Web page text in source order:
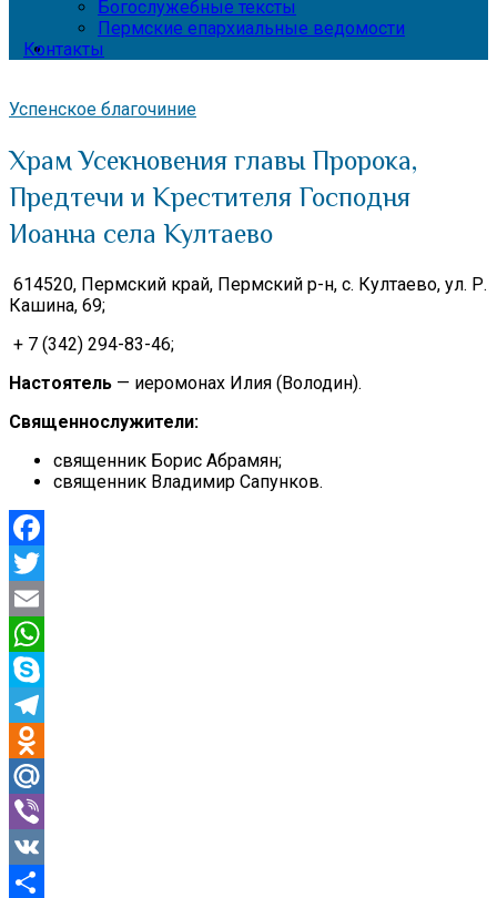
Богослужебные тексты
Пермские епархиальные ведомости
Контакты
Успенское благочиние
Храм Усекновения главы Пророка,
Предтечи и Крестителя Господня
Иоанна села Култаево
614520, Пермский край, Пермский р-н, с. Култаево, ул. Р.
Кашина, 69;
+ 7 (342) 294-83-46;
Настоятель — иеромонах Илия (Володин).
Священнослужители:
священник Борис Абрамян;
священник Владимир Сапунков.
Facebook
Twitter
Email
WhatsApp
Skype
Telegram
Odnoklassniki
Mail.Ru
Viber
VK